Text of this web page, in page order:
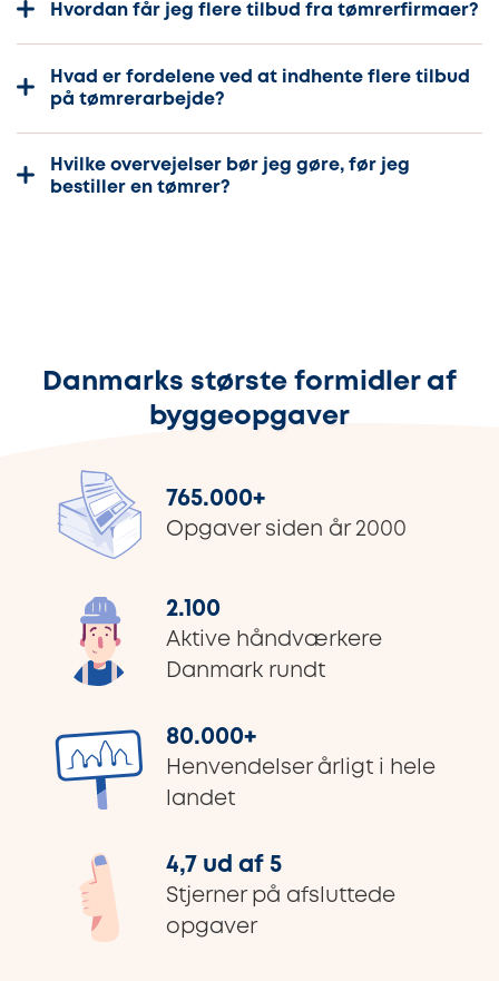
Hvordan får jeg flere tilbud fra tømrerfirmaer?
Hvad er fordelene ved at indhente flere tilbud
på tømrerarbejde?
Hvilke overvejelser bør jeg gøre, før jeg
bestiller en tømrer?
Danmarks største formidler af
byggeopgaver
765.000+
Opgaver siden år 2000
2.100
Aktive håndværkere
Danmark rundt
80.000+
Henvendelser årligt i hele
landet
4,7 ud af 5
Stjerner på afsluttede
opgaver